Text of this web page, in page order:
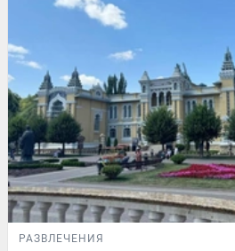
РАЗВЛЕЧЕНИЯ